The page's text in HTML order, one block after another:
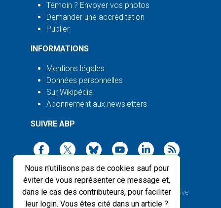
Nous n'utilisons pas de cookies sauf pour
éviter de vous représenter ce message et,
dans le cas des contributeurs, pour faciliter
leur login. Vous êtes cité dans un article ?
Témoin ? Envoyer vos photos
Demander une accréditation
Publier
INFORMATIONS
Mentions légales
Données personnelles
Sur Wikipédia
Abonnement aux newsletters
SUIVRE ABP
2003-2026 ©Agence Bretagne Presse, sauf Creative
Commons